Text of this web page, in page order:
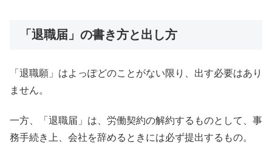
「退職届」の書き方と出し方
「退職願」はよっぽどのことがない限り、出す必要はあり
ません。
一方、「退職届」は、労働契約の解約するものとして、事
務手続き上、会社を辞めるときには必ず提出するもの。